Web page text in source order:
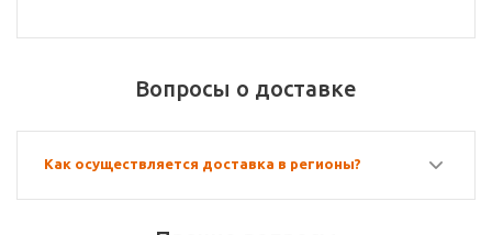
Вопросы о доставке
Как осуществляется доставка в регионы?